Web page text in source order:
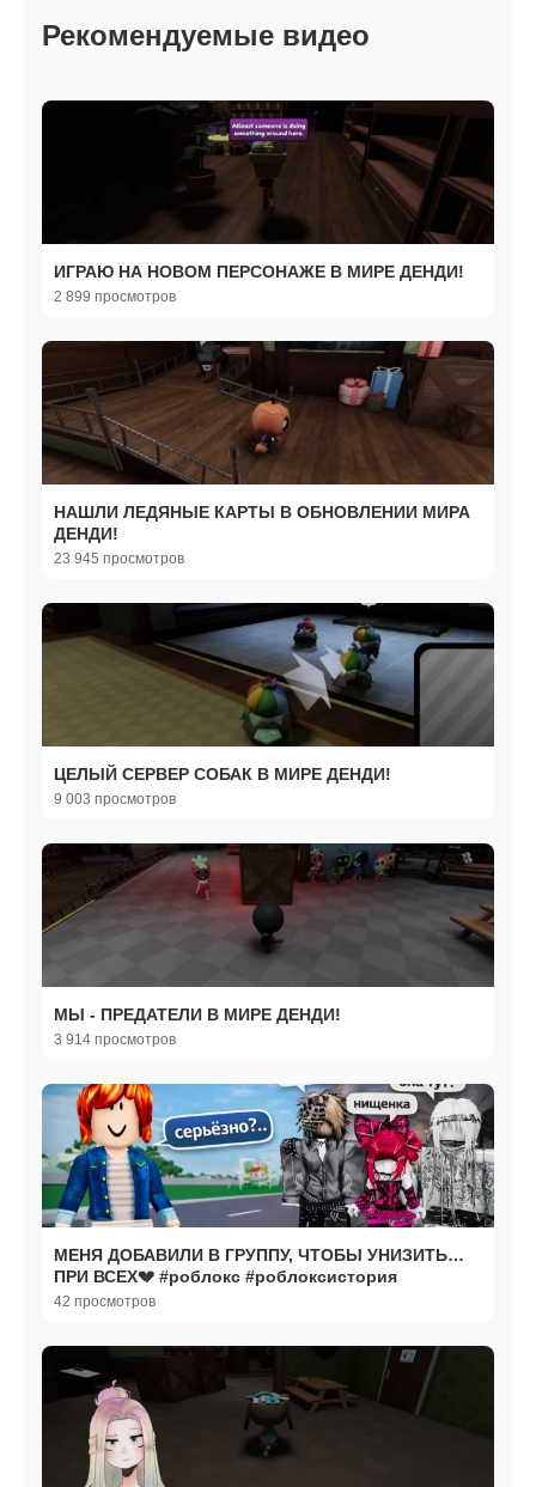
Рекомендуемые видео
ИГРАЮ НА НОВОМ ПЕРСОНАЖЕ В МИРЕ ДЕНДИ!
2 899 просмотров
НАШЛИ ЛЕДЯНЫЕ КАРТЫ В ОБНОВЛЕНИИ МИРА
ДЕНДИ!
23 945 просмотров
ЦЕЛЫЙ СЕРВЕР СОБАК В МИРЕ ДЕНДИ!
9 003 просмотров
МЫ - ПРЕДАТЕЛИ В МИРЕ ДЕНДИ!
3 914 просмотров
МЕНЯ ДОБАВИЛИ В ГРУППУ, ЧТОБЫ УНИЗИТЬ…
ПРИ ВСЕХ💔 #роблокс #роблоксистория
42 просмотров